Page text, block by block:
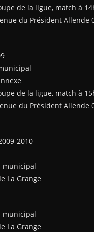
de la ligue, match à
du Président Allende
de la ligue, match à
du Président Allende
2010
municipal
La Grange
municipal
La Grange